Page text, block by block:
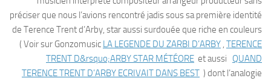
préciser que nous l’avions rencontré jadis sous sa première identité
de Terence Trent d’Arby, star aussi surdouée que riche en couleurs
( Voir sur Gonzomusic LA LEGENDE DU ZARBI D’ARBY , TERENCE
TRENT D&rsquo;ARBY STAR MÉTÉORE et aussi QUAND
TERENCE TRENT D’ARBY ECRIVAIT DANS BEST ) dont l’analogie